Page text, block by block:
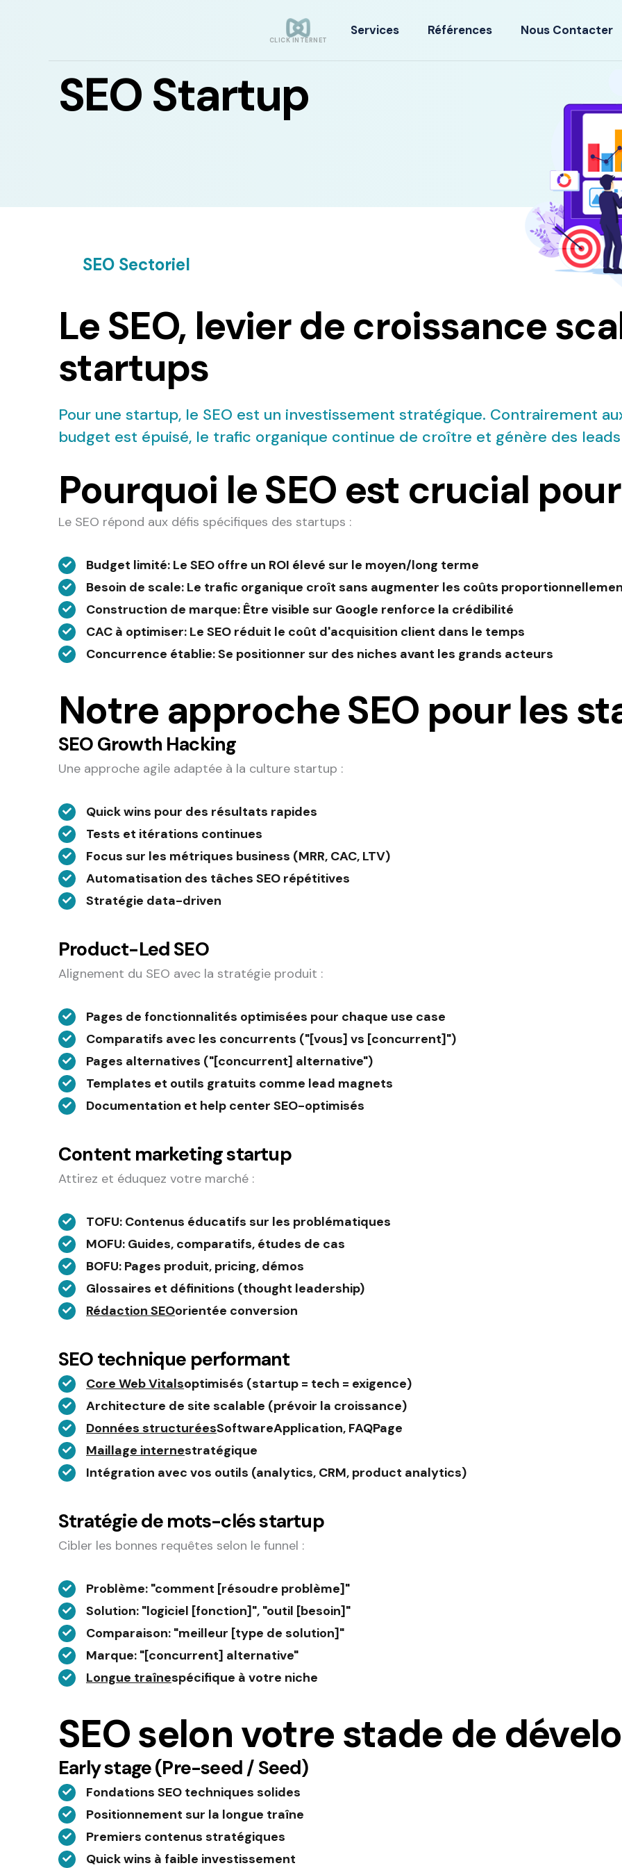
CLICK INTERNET
Services Références Nous Contacter
SEO Startup
SEO Sectoriel
Le SEO, levier de croissance
startups
Pour une startup, le SEO est un investissement stratégique. Contrairement
budget est épuisé, le trafic organique continue de croître et génère des
Pourquoi le SEO est crucial
Le SEO répond aux défis spécifiques des startups :
Budget limité: Le SEO offre un ROI élevé sur le moyen/long terme
Besoin de scale: Le trafic organique croît sans augmenter les coûts
Construction de marque: Être visible sur Google renforce la crédibilité
CAC à optimiser: Le SEO réduit le coût d'acquisition client dans le temps
Concurrence établie: Se positionner sur des niches avant les grands acteurs
Notre approche SEO pour les
SEO Growth Hacking
Une approche agile adaptée à la culture startup :
Quick wins pour des résultats rapides
Tests et itérations continues
Focus sur les métriques business (MRR, CAC, LTV)
Automatisation des tâches SEO répétitives
Stratégie data-driven
Product-Led SEO
Alignement du SEO avec la stratégie produit :
Pages de fonctionnalités optimisées pour chaque use case
Comparatifs avec les concurrents ("[vous] vs [concurrent]")
Pages alternatives ("[concurrent] alternative")
Templates et outils gratuits comme lead magnets
Documentation et help center SEO-optimisés
Content marketing startup
Attirez et éduquez votre marché :
TOFU: Contenus éducatifs sur les problématiques
MOFU: Guides, comparatifs, études de cas
BOFU: Pages produit, pricing, démos
Glossaires et définitions (thought leadership)
Rédaction SEOorientée conversion
SEO technique performant
Core Web Vitalsoptimisés (startup = tech = exigence)
Architecture de site scalable (prévoir la croissance)
Données structuréesSoftwareApplication, FAQPage
Maillage internestratégique
Intégration avec vos outils (analytics, CRM, product analytics)
Stratégie de mots-clés startup
Cibler les bonnes requêtes selon le funnel :
Problème: "comment [résoudre problème]"
Solution: "logiciel [fonction]", "outil [besoin]"
Comparaison: "meilleur [type de solution]"
Marque: "[concurrent] alternative"
Longue traînespécifique à votre niche
SEO selon votre stade de
Early stage (Pre-seed / Seed)
Fondations SEO techniques solides
Positionnement sur la longue traîne
Premiers contenus stratégiques
Quick wins à faible investissement